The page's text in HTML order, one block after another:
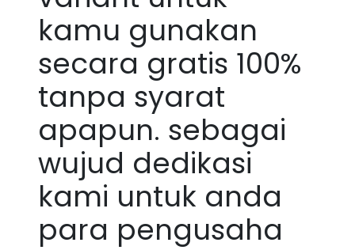
kamu gunakan
secara gratis 100%
tanpa syarat
apapun. sebagai
wujud dedikasi
kami untuk anda
para pengusaha